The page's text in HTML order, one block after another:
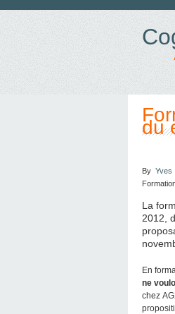
du
ByYves
La
2012,
En
ne
chez